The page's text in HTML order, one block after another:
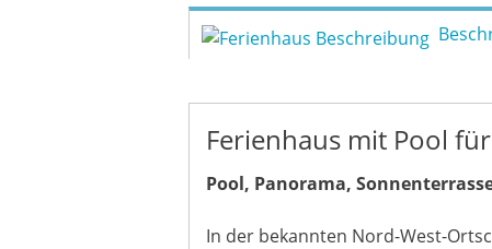
Ferienhaus mit Pool
Pool, Panorama,
In der bekannten Nord-West-